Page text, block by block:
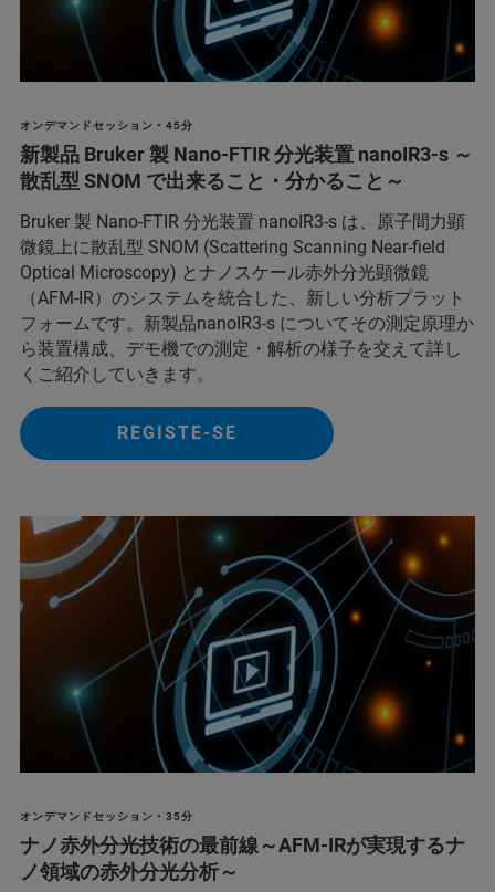
オンデマンドセッション • 45分
新製品 Bruker 製 Nano-FTIR 分光装置 nanoIR3-s ～
散乱型 SNOM で出来ること・分かること～
Bruker 製 Nano-FTIR 分光装置 nanoIR3-s は、原子間力顕
微鏡上に散乱型 SNOM (Scattering Scanning Near-field
Optical Microscopy) とナノスケール赤外分光顕微鏡
（AFM-IR）のシステムを統合した、新しい分析プラット
フォームです。新製品nanoIR3-s についてその測定原理か
ら装置構成、デモ機での測定・解析の様子を交えて詳し
くご紹介していきます。
REGISTE-SE
オンデマンドセッション • 35分
ナノ赤外分光技術の最前線～AFM-IRが実現するナ
ノ領域の赤外分光分析～